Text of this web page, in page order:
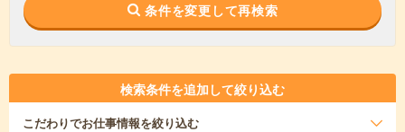
条件を変更して再検索
検索条件を追加して絞り込む
こだわりでお仕事情報を絞り込む